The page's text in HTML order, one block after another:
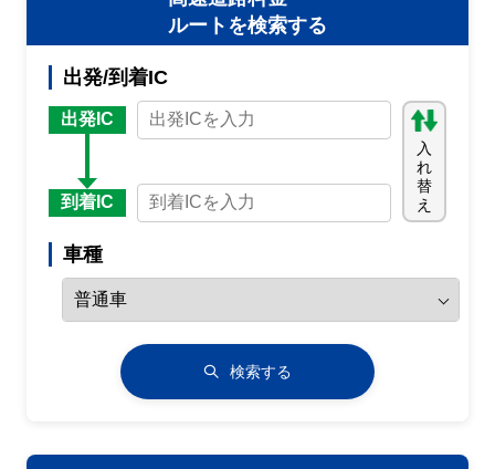
ルートを検索する
出発/到着IC
出発IC
到着IC
入
れ
替
え
車種
検索する